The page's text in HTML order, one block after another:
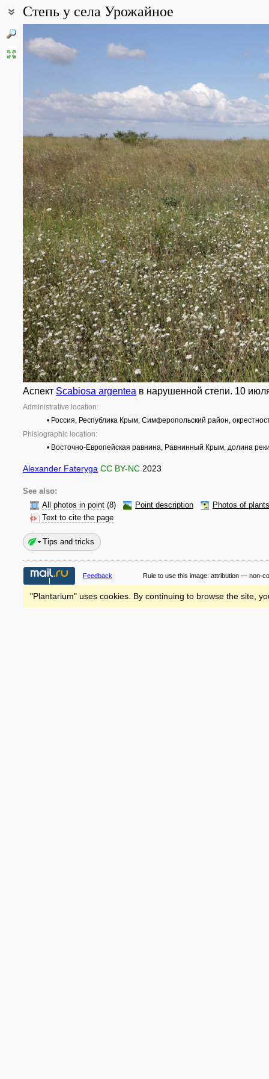
Степь у села Урожайное
45° 04′ 15″ N, 34° 11′ 38.61″ E (view at maps of
All photos
Аспект Scabiosa argentea в нарушенной степи. 10
Administrative location:
• Россия, Республика Крым, Симферопольский район,
Phisiographic location:
• Восточно-Европейская равнина, Равнинный Крым, долина
Alexander Fateryga CC BY-NC 2023
See also:
All photos in point (8) Point description
Photos of
Text to cite the page
Tips and tricks
Feedback Rule to use this image: attribution — non-
"Plantarium" uses cookies. By continuing to browse the site,